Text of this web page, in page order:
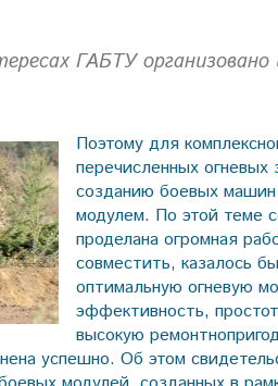
ГАБТУ организовано
Поэтому для
перечисленных
созданию боевых
модулем. По этой теме
проделана огромная
совместить, казалось
оптимальную огневую
эффективность,
высокую
успешно. Об этом